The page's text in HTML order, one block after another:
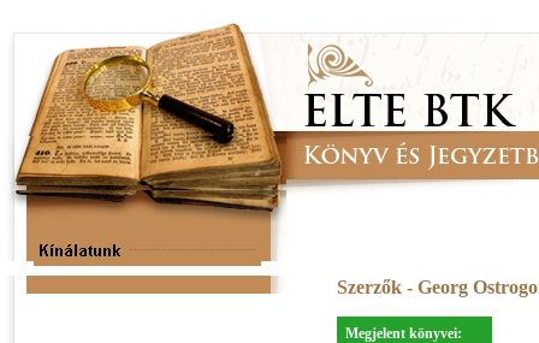
Szerzők - Georg
Megjelent könyvei: